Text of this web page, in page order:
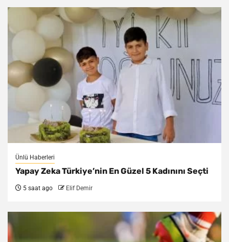
Ünlü Haberleri
Yapay Zeka Türkiye’nin En Güzel 5 Kadınını Seçti
5 saat ago Elif Demir